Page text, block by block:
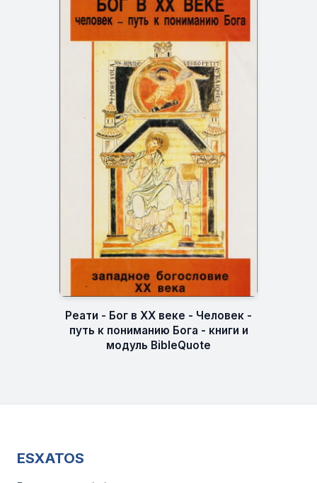
Реати - Бог в XX веке - Человек -
путь к пониманию Бога - книги и
модуль BibleQuote
ESXATOS